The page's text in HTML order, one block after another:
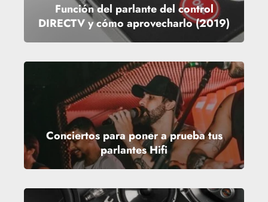
Función del parlante del control
DIRECTV y cómo aprovecharlo (2019)
Conciertos para poner a prueba tus
parlantes Hifi